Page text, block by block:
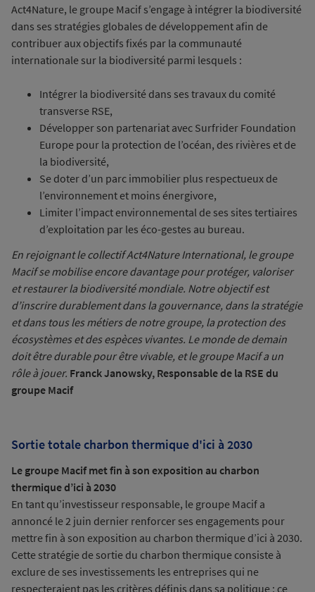
Act4Nature, le groupe Macif s’engage à intégrer la biodiversité
dans ses stratégies globales de développement afin de
contribuer aux objectifs fixés par la communauté
internationale sur la biodiversité parmi lesquels :
Intégrer la biodiversité dans ses travaux du comité
transverse RSE,
Développer son partenariat avec Surfrider Foundation
Europe pour la protection de l’océan, des rivières et de
la biodiversité,
Se doter d’un parc immobilier plus respectueux de
l’environnement et moins énergivore,
Limiter l’impact environnemental de ses sites tertiaires
d’exploitation par les éco-gestes au bureau.
En rejoignant le collectif Act4Nature International, le groupe
Macif se mobilise encore davantage pour protéger, valoriser
et restaurer la biodiversité mondiale. Notre objectif est
d’inscrire durablement dans la gouvernance, dans la stratégie
et dans tous les métiers de notre groupe, la protection des
écosystèmes et des espèces vivantes. Le monde de demain
doit être durable pour être vivable, et le groupe Macif a un
rôle à jouer. Franck Janowsky, Responsable de la RSE du
groupe Macif
Sortie totale charbon thermique d'ici à 2030
Le groupe Macif met fin à son exposition au charbon
thermique d’ici à 2030
En tant qu’investisseur responsable, le groupe Macif a
annoncé le 2 juin dernier renforcer ses engagements pour
mettre fin à son exposition au charbon thermique d’ici à 2030.
Cette stratégie de sortie du charbon thermique consiste à
exclure de ses investissements les entreprises qui ne
respecteraient pas les critères définis dans sa politique ; ce